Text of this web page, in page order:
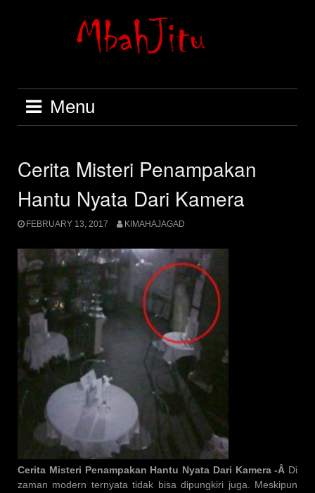
Menu
Cerita Misteri Penampakan
Hantu Nyata Dari Kamera
FEBRUARY 13, 2017 KIMAHAJAGAD
Cerita Misteri Penampakan Hantu Nyata Dari Kamera -Â Di
zaman modern ternyata tidak bisa dipungkiri juga. Meskipun